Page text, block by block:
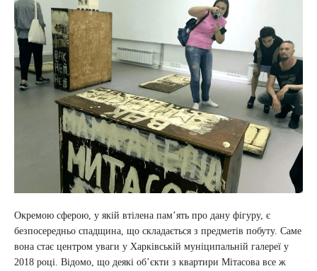
Окремою сферою, у якій втілена пам’ять про дану фігуру, є
безпосередньо спадщина, що складається з предметів побуту. Саме
вона стає центром уваги у Харківській муніципальній галереї у
2018 році. Відомо, що деякі об’єкти з квартири Мітасова все ж